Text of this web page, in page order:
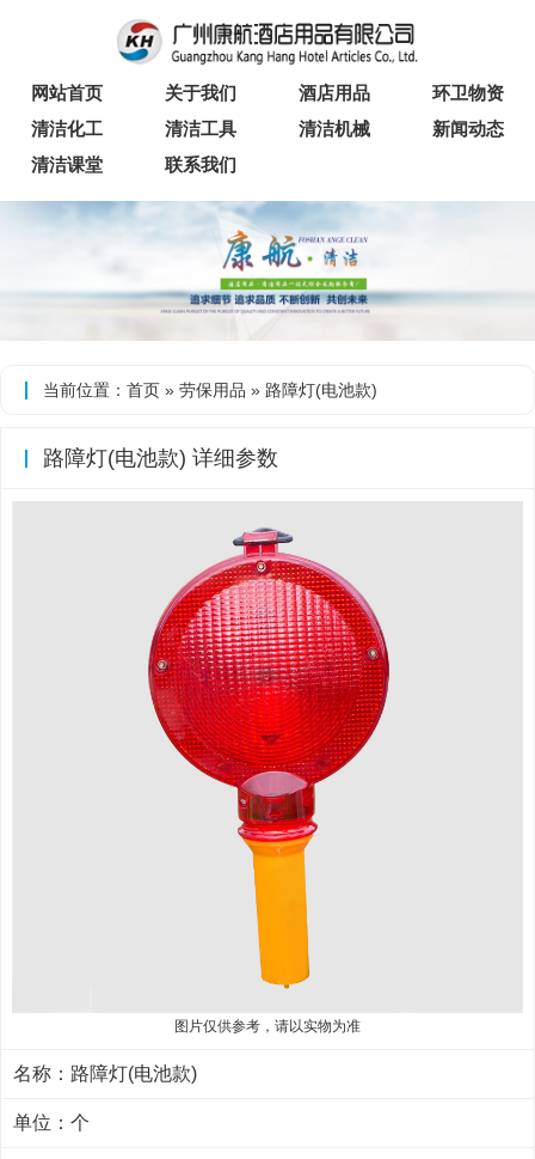
网站首页 关于我们 酒店用品
环卫物资
清洁化工
清洁工具 清洁机械
新闻动态
清洁课堂
联系我们
当前位置： 首页 » 劳保用品 » 路障灯(电池款)
路障灯(电池款) 详细参数
图片仅供参考，请以实物为准
名称：路障灯(电池款)
单位：个